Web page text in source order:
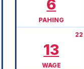
6
PAHING
13
22
WAGE